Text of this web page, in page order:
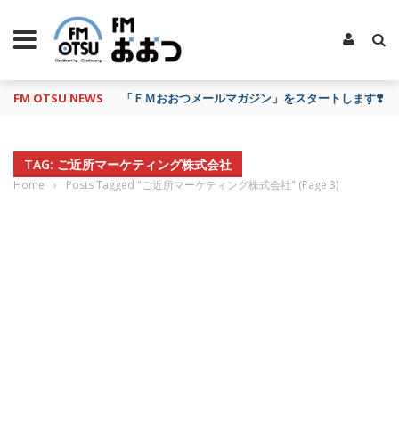
FM OTSU NEWS 「ＦＭおおつメールマガジン」をスタートします❣️
TAG: ご近所マーケティング株式会社
Home › Posts Tagged "ご近所マーケティング株式会社" (Page 3)